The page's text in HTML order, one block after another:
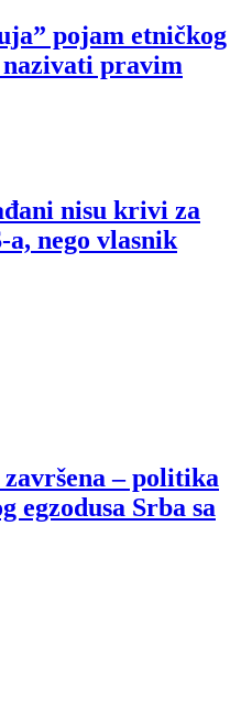
pojam etničkog
pravim
nisu krivi za
nego vlasnik
– politika
egzodusa Srba sa